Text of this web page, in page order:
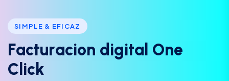
SIMPLE & EFICAZ
Facturacion d igita One
C ick